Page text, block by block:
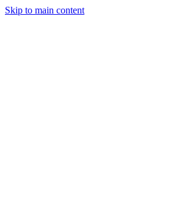
Skip to main content